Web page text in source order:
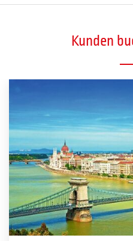
Kunden